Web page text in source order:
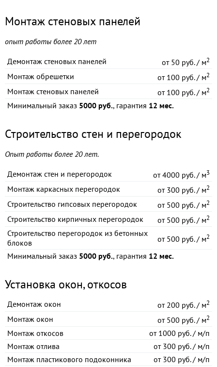
Монтаж стеновых панелей
опыт работы более 20 лет
Демонтаж стеновых панелей от50 руб. / м2
Монтаж обрешетки от100 руб. / м2
Монтаж стеновых панелей от100 руб. / м2
Минимальный заказ 5000 руб., гарантия 12 мес.
Строительство стен и перегородок
Опыт работы более 20 лет.
Демонтаж стен и перегородок от4000 руб. / м3
Монтаж каркасных перегородок от300 руб. / м2
Строительство гипсовых перегородок от500 руб. / м2
Строительство кирпичных перегородок от500 руб. / м2
Строительство перегородок из бетонных
блоков
от500 руб. / м2
Минимальный заказ 5000 руб., гарантия 12 мес.
Установка окон, откосов
Демонтаж окон от200 руб. / м2
Монтаж окон от500 руб. / м2
Монтаж откосов от1000 руб. / м/п
Монтаж отлива
от300 руб. / м/п
Монтаж пластикового подоконника
от300 руб. / м/п